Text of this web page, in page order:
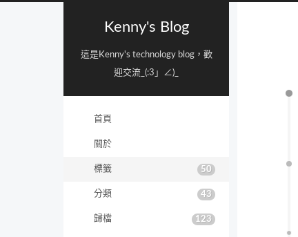
Kenny's Blog
這是Kenny's technology blog，歡
迎交流_(:3」∠)_
首頁
關於
標籤 50
分類 43
歸檔 123